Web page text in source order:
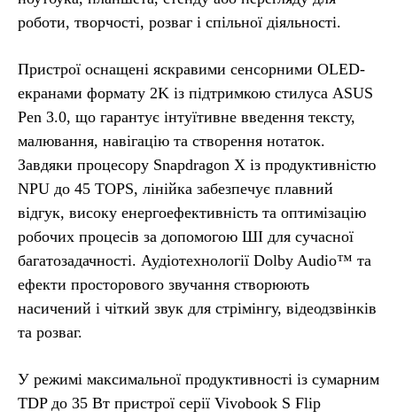
роботи, творчості, розваг і спільної діяльності.
Пристрої оснащені яскравими сенсорними OLED-
екранами формату 2K із підтримкою стилуса ASUS
Pen 3.0, що гарантує інтуїтивне введення тексту,
малювання, навігацію та створення нотаток.
Завдяки процесору Snapdragon X із продуктивністю
NPU до 45 TOPS, лінійка забезпечує плавний
відгук, високу енергоефективність та оптимізацію
робочих процесів за допомогою ШІ для сучасної
багатозадачності. Аудіотехнології Dolby Audio™ та
ефекти просторового звучання створюють
насичений і чіткий звук для стрімінгу, відеодзвінків
та розваг.
У режимі максимальної продуктивності із сумарним
TDP до 35 Вт пристрої серії Vivobook S Flip